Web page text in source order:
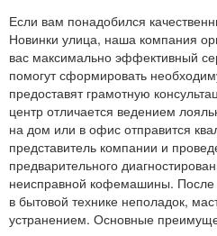
Если вам понадобился
Новинки улица, наша компания
вас максимально эффективный
помогут сформировать
предоставят грамотную
центр отличается ведением
на дом или в офис отправится
представитель компании и
предварительного
неисправной кофемашины.
в бытовой технике неполадок,
устранением. Основные